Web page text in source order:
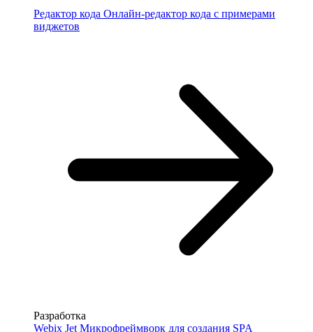
Редактор кода Онлайн-редактор кода с примерами
виджетов
Разработка
Webix Jet Микрофреймворк для создания SPA